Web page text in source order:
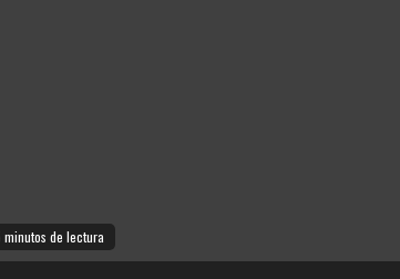
minutos de lectura